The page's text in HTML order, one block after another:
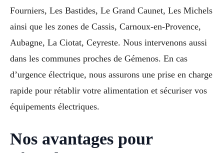
Fourniers, Les Bastides, Le Grand Caunet, Les Michels
ainsi que les zones de Cassis, Carnoux-en-Provence,
Aubagne, La Ciotat, Ceyreste. Nous intervenons aussi
dans les communes proches de Gémenos. En cas
d’urgence électrique, nous assurons une prise en charge
rapide pour rétablir votre alimentation et sécuriser vos
équipements électriques.
Nos avantages pour